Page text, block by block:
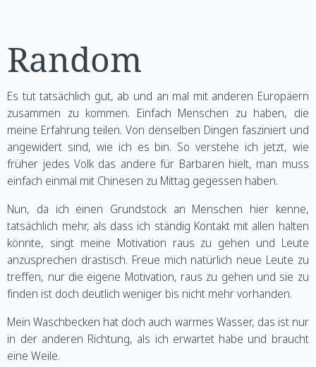
Random
Es tut tatsächlich gut, ab und an mal mit anderen Europäern
zusammen zu kommen. Einfach Menschen zu haben, die
meine Erfahrung teilen. Von denselben Dingen fasziniert und
angewidert sind, wie ich es bin. So verstehe ich jetzt, wie
früher jedes Volk das andere für Barbaren hielt, man muss
einfach einmal mit Chinesen zu Mittag gegessen haben.
Nun, da ich einen Grundstock an Menschen hier kenne,
tatsächlich mehr, als dass ich ständig Kontakt mit allen halten
könnte, singt meine Motivation raus zu gehen und Leute
anzusprechen drastisch. Freue mich natürlich neue Leute zu
treffen, nur die eigene Motivation, raus zu gehen und sie zu
finden ist doch deutlich weniger bis nicht mehr vorhanden.
Mein Waschbecken hat doch auch warmes Wasser, das ist nur
in der anderen Richtung, als ich erwartet habe und braucht
eine Weile.